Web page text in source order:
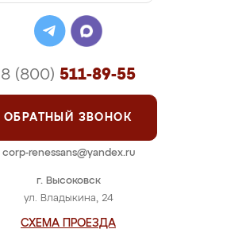
г. Высоковск
ул. Владыкина, 24
СХЕМА ПРОЕЗДА
8 (800) 511-89-55
ОБРАТНЫЙ ЗВОНОК
corp-renessans@yandex.ru